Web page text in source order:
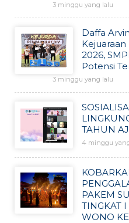
3 minggu yang lalu
Daffa
2026,
Potensi
3 minggu yang lalu
TAHUN
4 minggu
PAKEM
TINGKAT
WONO